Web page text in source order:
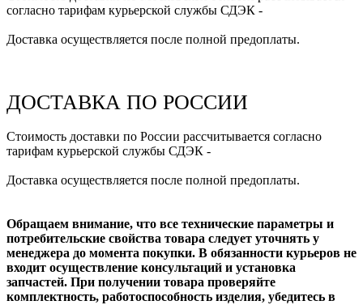
согласно тарифам курьерской службы СДЭК -
Доставка осуществляется после полной предоплаты.
ДОСТАВКА ПО РОССИИ
Стоимость доставки по России рассчитывается согласно
тарифам курьерской службы СДЭК -
Доставка осуществляется после полной предоплаты.
Обращаем внимание, что все технические параметры и
потребительские свойства товара следует уточнять у
менеджера до момента покупки. В обязанности курьеров не
входит осуществление консультаций и установка
запчастей. При получении товара проверяйте
комплектность, работоспособность изделия, убедитесь в